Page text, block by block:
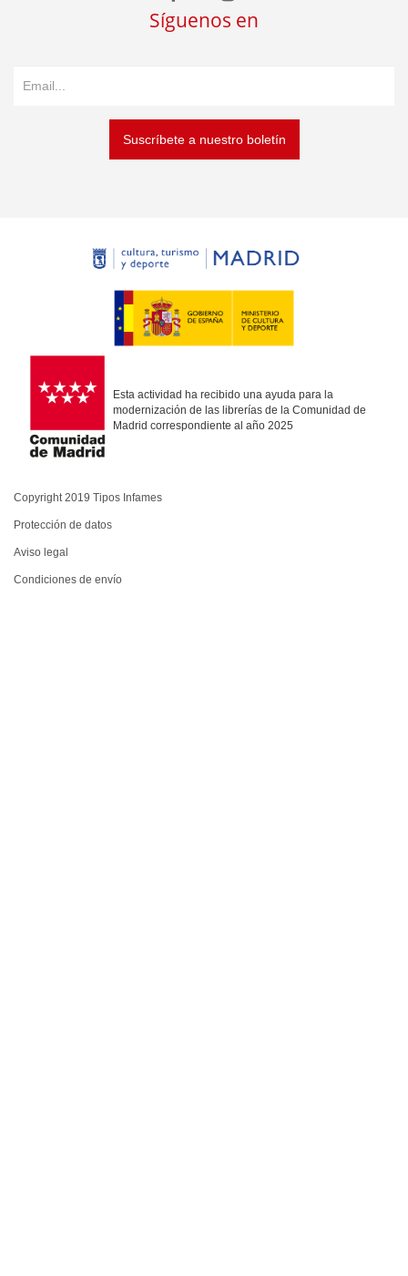
Síguenos en
Suscríbete a nuestro boletín
Esta actividad ha recibido una ayuda para la
modernización de las librerías de la Comunidad de
Madrid correspondiente al año 2025
Copyright 2019 Tipos Infames
Protección de datos
Aviso legal
Condiciones de envío